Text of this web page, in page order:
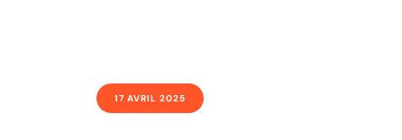
17 AVRIL 2025